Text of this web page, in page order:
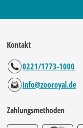
Kontakt
0221/1773-1000
info@zooroyal.de
Zahlungsmethoden